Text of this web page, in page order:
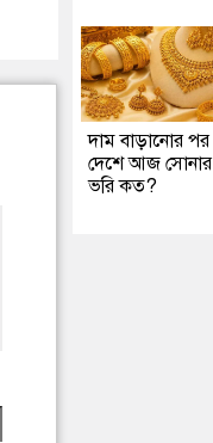
দাম বাড়ানোর পর
দেশে আজ সোনার
ভরি কত?